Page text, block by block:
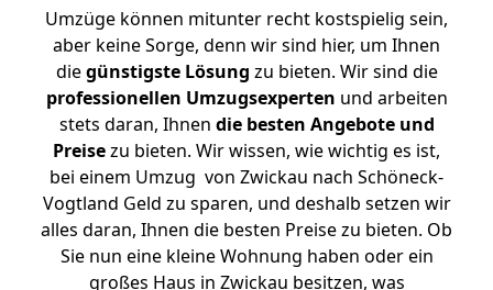
Umzüge können mitunter recht kostspielig sein,
aber keine Sorge, denn wir sind hier, um Ihnen
diegünstigste Lösung zu bieten. Wir sind die
professionellen Umzugsexperten und arbeiten
stets daran, Ihnen die besten Angebote und
Preisezu bieten. Wir wissen, wie wichtig es ist,
bei einem Umzug von Zwickau nach Schöneck-
Vogtland Geld zu sparen, und deshalb setzen wir
alles daran, Ihnen die besten Preise zu bieten. Ob
Sie nun eine kleine Wohnung haben oder ein
großes Haus in Zwickau besitzen, was